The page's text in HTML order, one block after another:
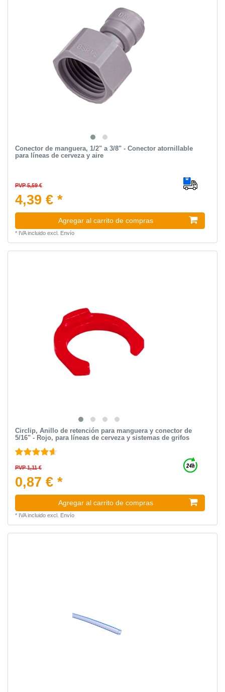
Conector de manguera, 1/2" a 3/8" - Conector atornillable
para líneas de cerveza y aire
PVP 5,59 €
4,39 € *
Agregar al carrito de compras
* IVA incluidoexcl. Envío
Circlip, Anillo de retención para manguera y conector de
5/16" - Rojo, para líneas de cerveza y sistemas de grifos
PVP 1,11 €
0,87 € *
Agregar al carrito de compras
* IVA incluidoexcl. Envío